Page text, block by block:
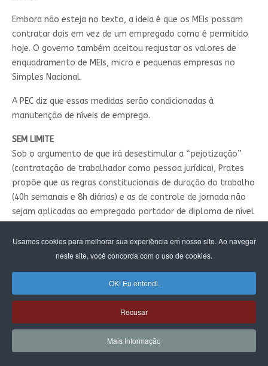
Usamos cookies para melhorar sua experiência em nosso site. Ao navegar
neste site, você concorda com o uso de cookies.
OK! Eu entendi.
Recusar
Mais Informação
Embora não esteja no texto, a ideia é que os MEIs possam
contratar dois em vez de um empregado como é permitido
hoje. O governo também aceitou reajustar os valores de
enquadramento de MEIs, micro e pequenas empresas no
Simples Nacional.
A PEC diz que essas medidas serão condicionadas à
manutenção de níveis de emprego.
SEM LIMITE
Sob o argumento de que irá desestimular a “pejotização”
(contratação de trabalhador como pessoa jurídica), Prates
propõe que as regras constitucionais de duração do trabalho
(40h semanais e 8h diárias) e as de controle de jornada não
sejam aplicadas ao empregado portador de diploma de nível
que daria hoje o equivalente a R$ 21.188,87 (R$ 8.475,55 de
A exceção seria por liberalidade do empregador (se ele
quiser) ou se houver previsão em acordo ou convenção
O repouso remunerado de dois dias por semana deve ser
cumprido e a nova norma não será aplicada a empregados